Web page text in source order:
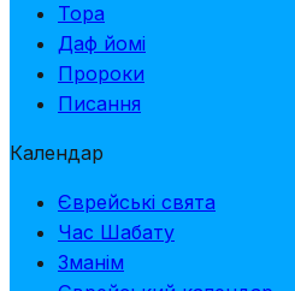
Тора
Даф йомі
Пророки
Писання
Календар
Єврейські свята
Час Шабату
Зманім